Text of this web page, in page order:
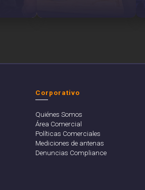
Corporativo
Quiénes Somos
Área Comercial
Políticas Comerciales
Mediciones de antenas
Denuncias Compliance